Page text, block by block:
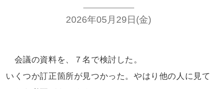
2026年05月29日(金)
会議の資料を、７名で検討した。
いくつか訂正箇所が見つかった。やはり 他の人に見て